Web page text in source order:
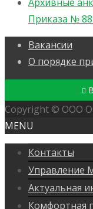
Приказа №
Вакансии
О порядке
Copyright © ООО
MENU
Контакты
Управление
Актуальная
Комфортная